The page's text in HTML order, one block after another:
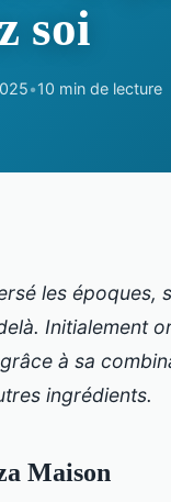
soi
•10 min de lecture
les époques,
Initialement
à sa
ingrédients.
Maison